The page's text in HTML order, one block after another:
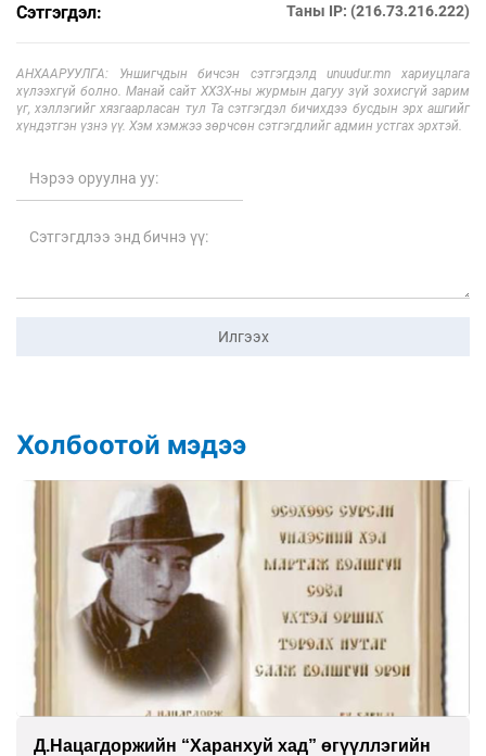
Сэтгэгдэл: Таны IP: (216.73.216.222)
АНХААРУУЛГА: Уншигчдын бичсэн сэтгэгдэлд unuudur.mn хариуцлага
хүлээхгүй болно. Манай сайт ХХЗХ-ны журмын дагуу зүй зохисгүй зарим
үг, хэллэгийг хязгаарласан тул Та сэтгэгдэл бичихдээ бусдын эрх ашгийг
хүндэтгэн үзнэ үү. Хэм хэмжээ зөрчсөн сэтгэгдлийг админ устгах эрхтэй.
Илгээх
Холбоотой мэдээ
Д.Нацагдоржийн “Харанхуй хад” өгүүллэгийн